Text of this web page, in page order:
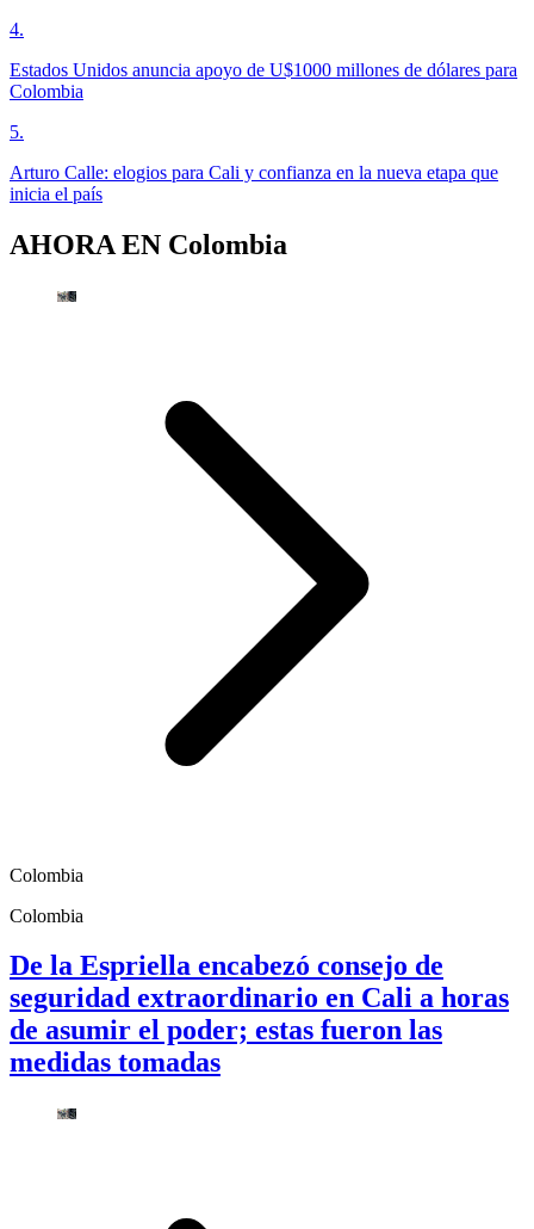
4.
Estados Unidos anuncia apoyo de U$1000 millones de dólares para
Colombia
5.
Arturo Calle: elogios para Cali y confianza en la nueva etapa que
inicia el país
AHORA EN Colombia
Colombia
Colombia
De la Espriella encabezó consejo de
seguridad extraordinario en Cali a horas
de asumir el poder; estas fueron las
medidas tomadas